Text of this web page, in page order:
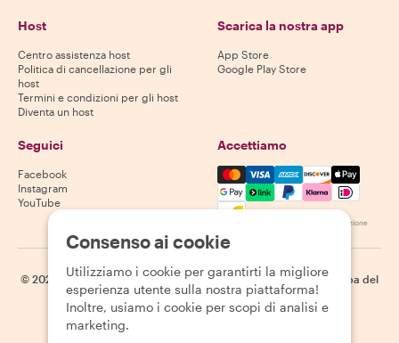
Host
Centro assistenza host
Politica di cancellazione per gli
host
Termini e condizioni per gli host
Diventa un host
Scarica la nostra app
App Store
Google Play Store
Seguici
Facebook
Instagram
YouTube
Accettiamo
Mastercard, Visa, Amex,
La disponibilità varia in base alla destinazione
© 2026 Withlocals.com Informativa sulla privacy Cookie | Mappa del
sito
Consenso ai cookie
Utilizziamo i cookie per garantirti la migliore
esperienza utente sulla nostra piattaforma!
Inoltre, usiamo i cookie per scopi di analisi e
marketing.